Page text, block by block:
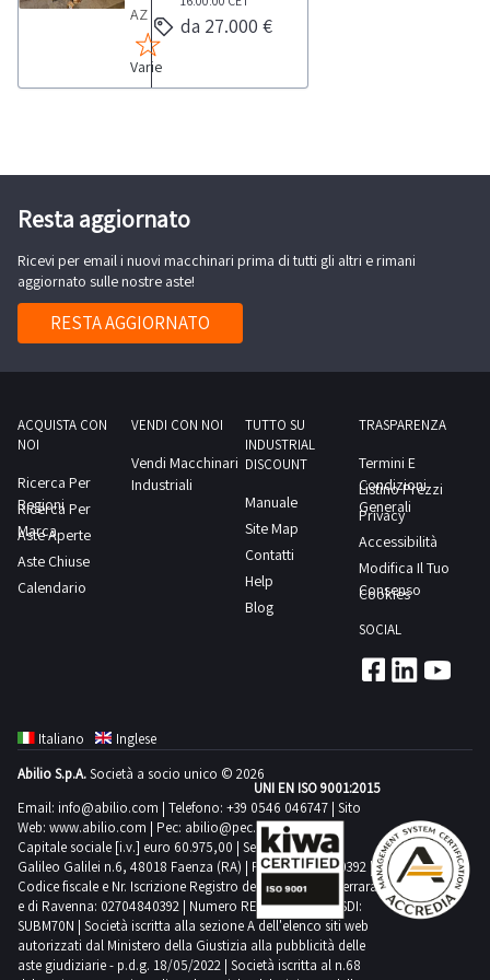
preventivi
relativi
alle
attività
in
e
manutenzione
delle
macchine
010/12Anno
2013Si
rende
a
trasmettere
preventivi
di
messa
in
AZIENDA
ATTIVAFormatrice
scatole
3
Bianco
SPA
Anno
2019Si
precisa
che Il
si
disponibile
moto
e
manutenzione
delle
macchine
Varie
da 27.000 €
Resta aggiornato
Ricevi per email i nuovi macchinari prima di tutti gli altri e rimani
aggiornato sulle nostre aste!
RESTA AGGIORNATO
ACQUISTA CON
NOI
Ricerca Per
Regioni
Ricerca Per
Marca
Aste Aperte
Aste Chiuse
Calendario
VENDI CON NOI
Vendi Macchinari
Industriali
TUTTO SU
INDUSTRIAL
DISCOUNT
Manuale
Site Map
Contatti
Help
Blog
TRASPARENZA
Termini E
Condizioni
Generali
Listino Prezzi
Privacy
Accessibilità
Modifica Il Tuo
Consenso
Cookies
SOCIAL
Italiano
Inglese
Abilio S.p.A.Società a socio unico © 2026
Email: info@abilio.com | Telefono: +39 0546 046747 | Sito
Web: www.abilio.com | Pec: abilio@pec.illimity.com
Capitale sociale [i.v.] euro 60.975,00 | Sede legale in Via
Galileo Galilei n.6, 48018 Faenza (RA) | P.IVA: 02704840392 |
Codice fiscale e Nr. Iscrizione Registro delle Imprese di Ferrara
e di Ravenna: 02704840392 | Numero REA RA 224830 | SDI:
SUBM70N | Società iscritta alla sezione A dell'elenco siti web
autorizzati dal Ministero della Giustizia alla pubblicità delle
aste giudiziarie - p.d.g. 18/05/2022 | Società iscritta al n.68
UNI EN ISO 9001:2015